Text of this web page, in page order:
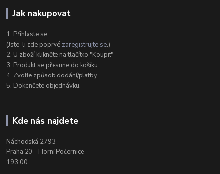
Jak nakupovat
1. Přihlaste se.
(Jste-li zde poprvé zaregistrujte se.)
2. U zboží klikněte na tlačítko "Koupit"
3. Produkt se přesune do košíku.
4. Zvolte způsob dodání/platby.
5. Dokončete objednávku.
Kde nás najdete
Náchodská 2793
Praha 20 - Horní Počernice
193 00